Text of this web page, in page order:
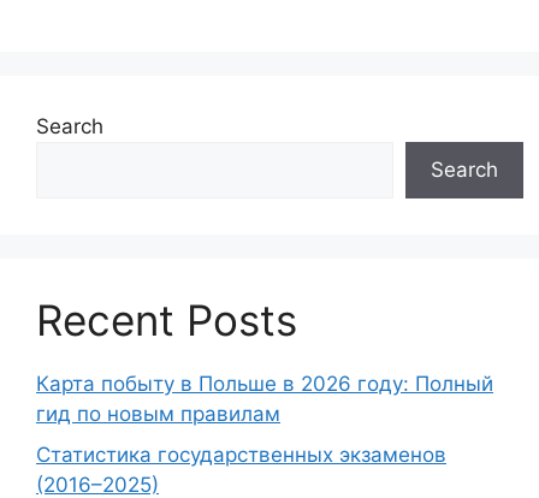
Search
Search
Recent Posts
Карта побыту в Польше в 2026 году: Полный
гид по новым правилам
Статистика государственных экзаменов
(2016–2025)